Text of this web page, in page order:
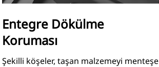
Entegre Dökülme
Koruması
Şekilli köşeler, taşan malzemeyi menteşe